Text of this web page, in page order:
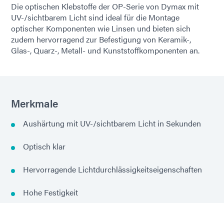
Die optischen Klebstoffe der OP-Serie von Dymax mit
UV-/sichtbarem Licht sind ideal für die Montage
optischer Komponenten wie Linsen und bieten sich
zudem hervorragend zur Befestigung von Keramik-,
Glas-, Quarz-, Metall- und Kunststoffkomponenten an.
Merkmale
Aushärtung mit UV-/sichtbarem Licht in Sekunden
Optisch klar
Hervorragende Lichtdurchlässigkeitseigenschaften
Hohe Festigkeit